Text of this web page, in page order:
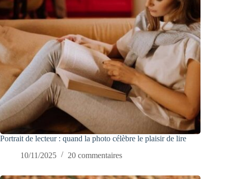
Portrait de lecteur : quand la photo célèbre le plaisir de lire
10/11/2025
20 commentaires